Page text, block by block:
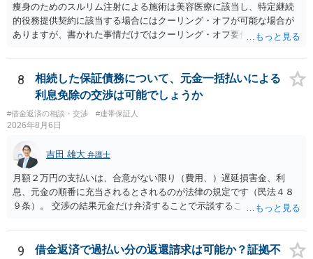
痩身のためのスルリム注射による施術は美容医療に該当し、特定継続
的役務提供契約に該当する場合にはクーリング・オフが可能な場合が
ありますが、書かれた事情だけではクーリング・オフ要件を満たして
か）が不明です。仮に特定継続的役務提供契約に該当する場合には、
クーリング・オフができない場合でも中途解約は可能ですが、この点
も含めて、最寄りの消費生活センターで詳しい資料をもとに相談して
いただいた方がよいでしょう。
8
相続した保証債務について、元金一括払いによる
利息免除の交渉は可能でしょうか
#借金返済の相談・交渉 #連帯保証人
2026年8月6日
吉田 雄大 弁護士
月額２万円の支払いは、合意がない限り（費用、）遅延損害金、利
息、元金の順番に充当されるとされるのが法律の規定です（民法４８
９条）。 交渉の結果元金だけ弁済することで示談することは、弁護士
ることには消極的なことが多いものの、お近くの弁護士にご依頼しチ
ャレンジなさる意義は十分にあると思います。
9
借金返済で過払い分の返還請求は可能か？証拠不